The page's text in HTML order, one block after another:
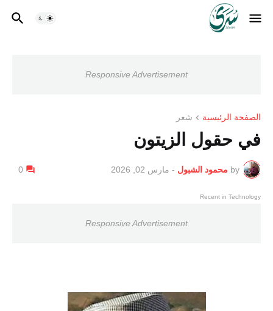
Responsive Advertisement
الصفحة الرئيسية شعر
في حقول الزيتون
by محمود الشبول - مارس 02, 2026 0
Recent in Technology
Responsive Advertisement